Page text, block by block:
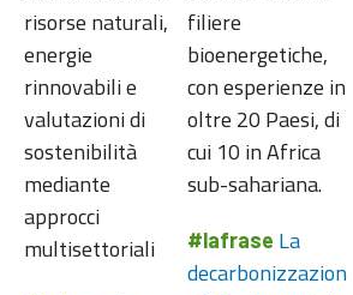
risorse naturali,
energie
rinnovabili e
valutazioni di
sostenibilità
mediante
approcci
multisettoriali
filiere
bioenergetiche,
con esperienze in
oltre 20 Paesi, di
cui 10 in Africa
sub-sahariana.
#lafrase La
decarbonizzazion